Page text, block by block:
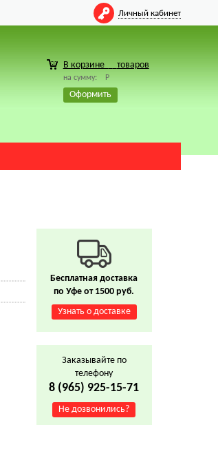
Личный кабинет
В корзине товаров
на сумму: Р
Оформить
Бесплатная доставка
по Уфе от 1500 руб.
Узнать о доставке
Заказывайте по
телефону
8 (965) 925-15-71
Не дозвонились?